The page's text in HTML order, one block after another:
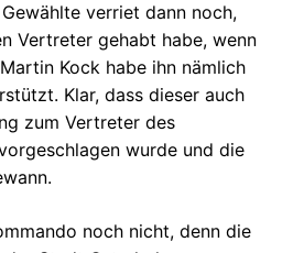
verriet dann noch,
Vertreter gehabt habe, wenn
Kock habe ihn nämlich
Klar, dass dieser auch
zum Vertreter des
wurde und die
noch nicht, denn die